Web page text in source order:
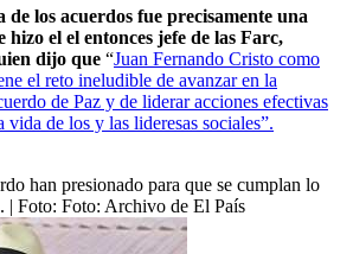
los acuerdos fue precisamente una
hizo el el entonces jefe de las Farc,
dijo que “Juan Fernando Cristo como
el reto ineludible de avanzar en la
de Paz y de liderar acciones efectivas
vida de los y las lideresas sociales”.
han presionado para que se cumplan lo
| Foto: Foto: Archivo de El País